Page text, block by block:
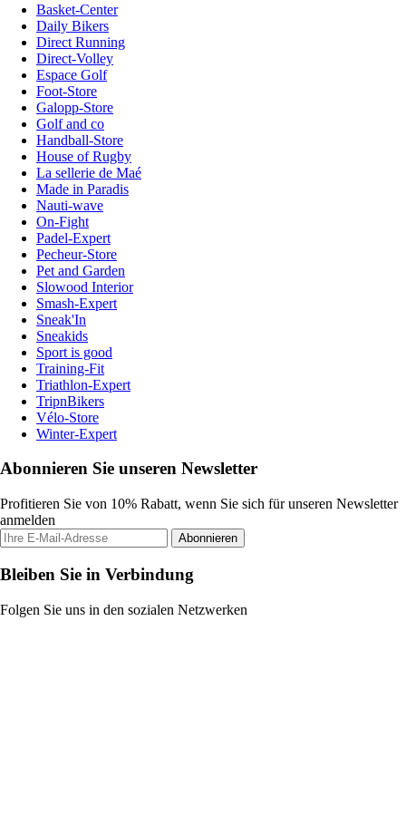
Basket-Center
Daily Bikers
Direct Running
Direct-Volley
Espace Golf
Foot-Store
Galopp-Store
Golf and co
Handball-Store
House of Rugby
La sellerie de Maé
Made in Paradis
Nauti-wave
On-Fight
Padel-Expert
Pecheur-Store
Pet and Garden
Slowood Interior
Smash-Expert
Sneak'In
Sneakids
Sport is good
Training-Fit
Triathlon-Expert
TripnBikers
Vélo-Store
Winter-Expert
Abonnieren Sie unseren Newsletter
Profitieren Sie von 10% Rabatt, wenn Sie sich für unseren Newsletter
anmelden
Abonnieren
Bleiben Sie in Verbindung
Folgen Sie uns in den sozialen Netzwerken